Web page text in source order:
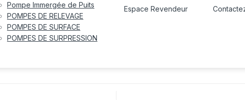
Pompe Immergée de Puits
POMPES DE RELEVAGE
POMPES DE SURFACE
POMPES DE SURPRESSION
Espace Revendeur